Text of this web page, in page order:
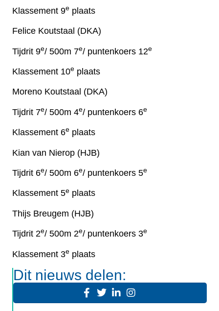
Klassement 9e plaats
Felice Koutstaal (DKA)
Tijdrit 9e/ 500m 7e/ puntenkoers 12e
Klassement 10e plaats
Moreno Koutstaal (DKA)
Tijdrit 7e/ 500m 4e/ puntenkoers 6e
Klassement 6e plaats
Kian van Nierop (HJB)
Tijdrit 6e/ 500m 6e/ puntenkoers 5e
Klassement 5e plaats
Thijs Breugem (HJB)
Tijdrit 2e/ 500m 2e/ puntenkoers 3e
Klassement 3e plaats
Dit nieuws delen: